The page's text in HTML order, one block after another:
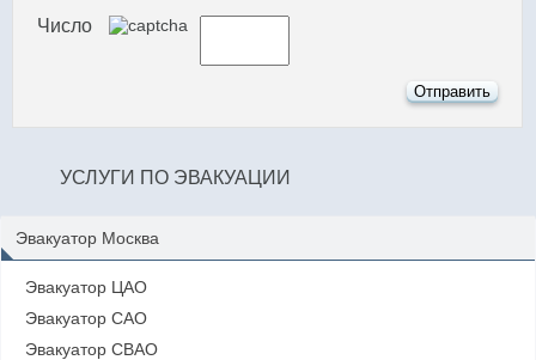
Число
УСЛУГИ ПО ЭВАКУАЦИИ
Эвакуатор Москва
Эвакуатор ЦАО
Эвакуатор САО
Эвакуатор СВАО